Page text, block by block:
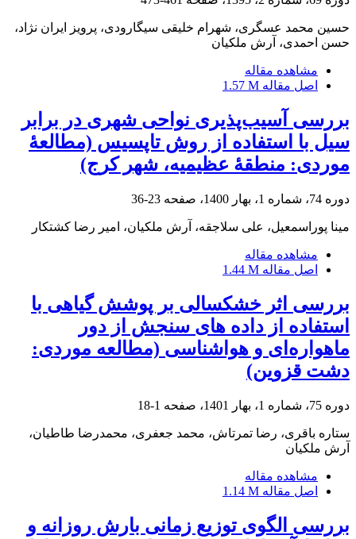
حسین محمد عسگری، شهرام خلیقی سیگارودی، پرویز ایران نژاد،
حسن احمدی، آرش ملکیان
مشاهده مقاله
اصل مقاله 1.57 M
بررسی آسیب‌پذیری نواحی شهری در برابر
سیل با استفاده از روش تاپسیس (مطالعۀ
موردی: منطقۀ عظیمیه، شهر کرج)
دوره 74، شماره 1، بهار 1400، صفحه 23-36
مینا پوراسمعیل، علی سلاجقه، آرش ملکیان، امیر رضا کشتکار
مشاهده مقاله
اصل مقاله 1.44 M
بررسی اثر خشکسالی بر پوشش گیاهی با
استفاده از داده های سنجش از دور
ماهواره‌ای و هواشناسی (مطالعه موردی:
دشت قزوین)
دوره 75، شماره 1، بهار 1401، صفحه 1-18
ستاره باقری، رضا تمرتاش، محمد جعفری، محمدرضا طاطیان،
آرش ملکیان
مشاهده مقاله
اصل مقاله 1.14 M
بررسی الگوی توزیع زمانی بارش روزانه و